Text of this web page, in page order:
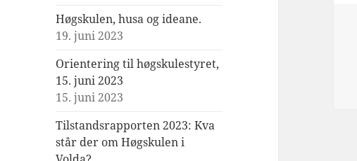
Høgskulen, husa og ideane.
19. juni 2023
Orientering til høgskulestyret,
15. juni 2023
15. juni 2023
Tilstandsrapporten 2023: Kva
står der om Høgskulen i